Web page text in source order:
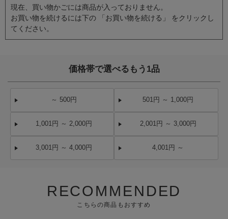
現在、買い物かごには商品が入っておりません。
お買い物を続けるには下の 「お買い物を続ける」 をクリックし
てください。
価格帯で選べるもう1品
～ 500円 501円 ～ 1,000円
1,001円 ～ 2,000円 2,001円 ～ 3,000円
3,001円 ～ 4,000円 4,001円 ～
RECOMMENDED
こちらの商品もおすすめ